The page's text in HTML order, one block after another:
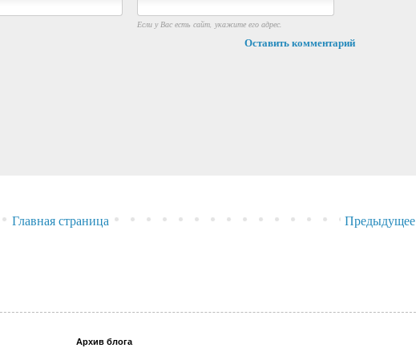
Если у Вас есть сайт, укажите его адрес.
Оставить комментарий
Предыдущее
Главная страница
Архив блога